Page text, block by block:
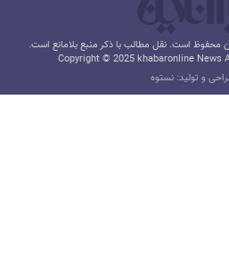
محفوظ است. نقل مطالب با ذکر منبع بلامانع است.
Copyright © 2025 khabaronline News
و تولید: نستوه